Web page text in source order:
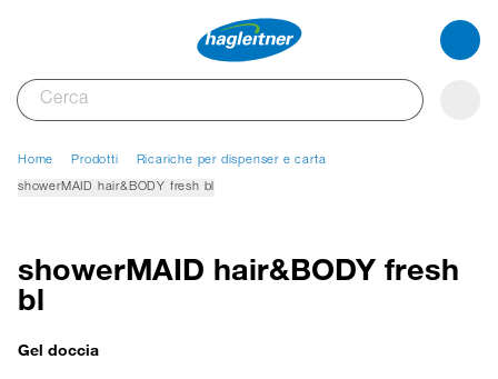
Home Prodotti Ricariche per dispenser e carta
showerMAID hair&BODY fresh bl
showerMAID hair&BODY fresh
bl
Gel doccia